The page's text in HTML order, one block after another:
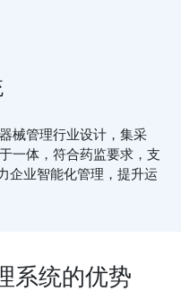
械管理行业设计，集采
一体，符合药监要求，支
企业智能化管理，提升运
系统的优势